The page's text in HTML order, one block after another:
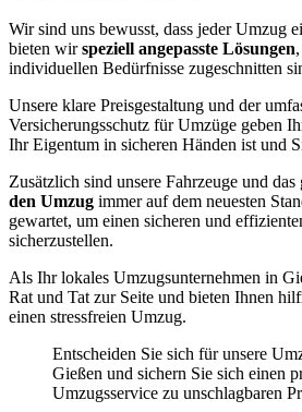
Wir sind uns bewusst, dass jeder Umzug
bieten wirspeziell angepasste Lösungen
individuellen Bedürfnisse zugeschnitten
Unsere klare Preisgestaltung und der
Versicherungsschutz für Umzüge geben
Ihr Eigentum in sicheren Händen ist und
Zusätzlich sind unsere Fahrzeuge und das
den Umzug immer auf dem neuesten
gewartet, um einen sicheren und
sicherzustellen.
Als Ihr lokales Umzugsunternehmen in
Rat und Tat zur Seite und bieten Ihnen
einen stressfreien Umzug.
Entscheiden Sie sich für unsere
Gießen und sichern Sie sich einen
Umzugsservice zu unschlagbaren